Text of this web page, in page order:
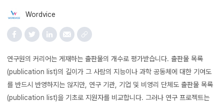
Wordvice
연구원의 커리어는 게재하는 출판물의 개수로 평가받습니다. 출판물 목록
(publication list)의 길이가 그 사람의 지능이나 과학 공동체에 대한 기여도
를 반드시 반영하지는 않지만, 연구 기관, 기업 및 비영리 단체도 출판물 목록
(publication list)을 기초로 지원자를 비교합니다. 그러나 연구 프로젝트는